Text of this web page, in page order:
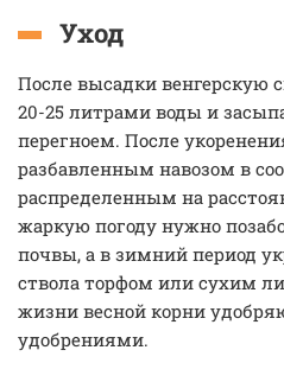
Уход
После высадки венгерскую
20-25 литрами воды и
перегноем. После
разбавленным навозом в
распределенным на
жаркую погоду нужно
почвы, а в зимний период
ствола торфом или сухим
жизни весной корни
удобрениями.